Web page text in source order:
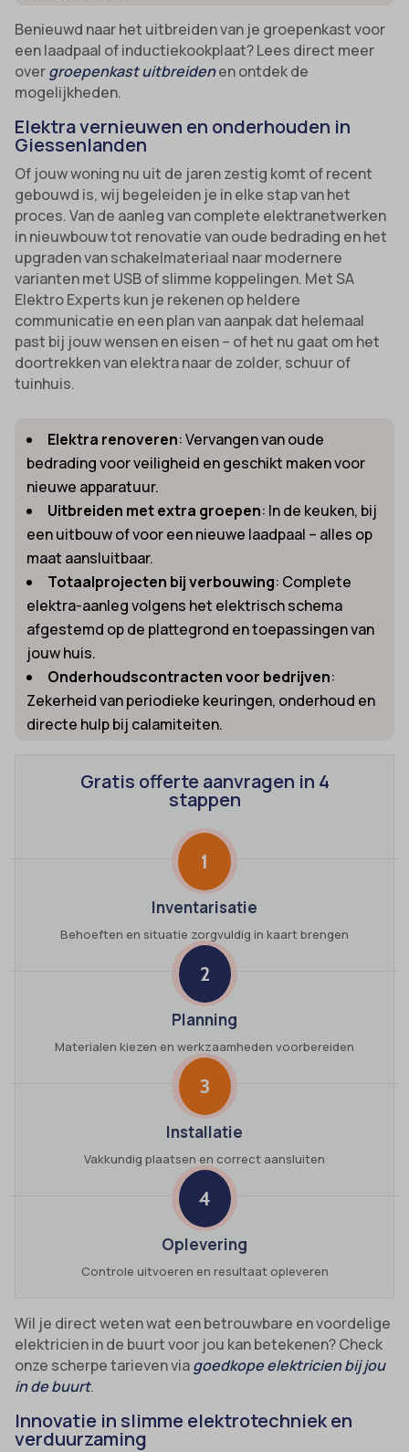
Benieuwd naar het uitbreiden van je groepenkast voor
een laadpaal of inductiekookplaat? Lees direct meer
overgroepenkast uitbreidenen ontdek de
mogelijkheden.
Elektra vernieuwen en onderhouden in
Giessenlanden
Of jouw woning nu uit de jaren zestig komt of recent
gebouwd is, wij begeleiden je in elke stap van het
proces. Van de aanleg van complete elektranetwerken
in nieuwbouw tot renovatie van oude bedrading en het
upgraden van schakelmateriaal naar modernere
varianten met USB of slimme koppelingen. Met SA
Elektro Experts kun je rekenen op heldere
communicatie en een plan van aanpak dat helemaal
past bij jouw wensen en eisen – of het nu gaat om het
doortrekken van elektra naar de zolder, schuur of
tuinhuis.
Elektra renoveren: Vervangen van oude
bedrading voor veiligheid en geschikt maken voor
nieuwe apparatuur.
Uitbreiden met extra groepen: In de keuken, bij
een uitbouw of voor een nieuwe laadpaal – alles op
maat aansluitbaar.
Totaalprojecten bij verbouwing: Complete
elektra-aanleg volgens het elektrisch schema
afgestemd op de plattegrond en toepassingen van
jouw huis.
Onderhoudscontracten voor bedrijven:
Zekerheid van periodieke keuringen, onderhoud en
directe hulp bij calamiteiten.
Gratis offerte aanvragen in 4
stappen
1
Inventarisatie
Behoeften en situatie zorgvuldig in kaart brengen
2
Planning
Materialen kiezen en werkzaamheden voorbereiden
3
Installatie
Vakkundig plaatsen en correct aansluiten
4
Oplevering
Controle uitvoeren en resultaat opleveren
Wil je direct weten wat een betrouwbare en voordelige
elektricien in de buurt voor jou kan betekenen? Check
onze scherpe tarieven viagoedkope elektricien bij jou
in de buurt.
Innovatie in slimme elektrotechniek en
verduurzaming